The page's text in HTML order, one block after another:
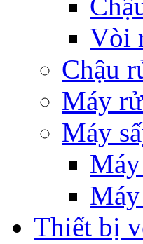
Vòi
Chậu
Máy
Máy
Thiết bị